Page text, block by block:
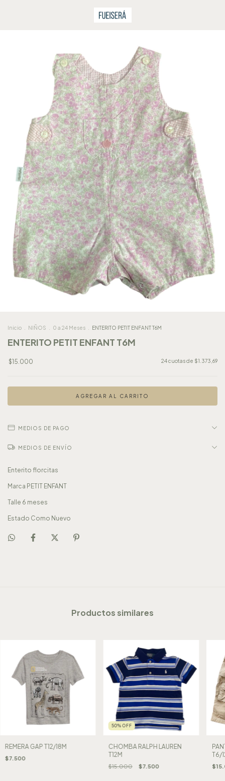
Inicio NIÑOS 0 a 24 Meses ENTERITO PETIT ENFANT T6M
ENTERITO PETIT ENFANT T6M
$15.000 24cuotas de $1.373,69
MEDIOS DE PAGO
MEDIOS DE ENVÍO
Enterito florcitas
Marca PETIT ENFANT
Talle 6 meses
Estado Como Nuevo
Productos similares
REMERA GAP T12/18M
$7.500
50%OFF
CHOMBA RALPH LAUREN
T12M
$15.000 $7.500
T6/